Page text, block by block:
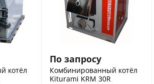
котёл
По запросу
Комбинированный котёл
Kiturami KRM 30R